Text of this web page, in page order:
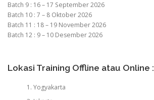
Batch 9 : 16 – 17 September 2026
Batch 10 : 7 – 8 Oktober 2026
Batch 11 : 18 – 19 November 2026
Batch 12 : 9 – 10 Desember 2026
Lokasi Training Offline atau Online :
Yogyakarta